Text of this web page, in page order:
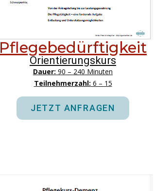
Pflegebedürftigkeit
Orientierungskurs
Dauer: 90 – 240 Minuten
Teilnehmerzahl: 6 – 15
JETZT ANFRAGEN